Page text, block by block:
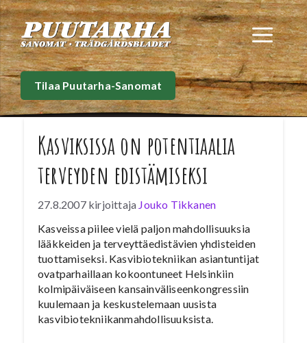
Siirry
sisältöön
Tilaa Puutarha-Sanomat
Kasviksissa on potentiaalia
terveyden edistämiseksi
27.8.2007 kirjoittaja Jouko Tikkanen
Kasveissa piilee vielä paljon mahdollisuuksia
lääkkeiden ja terveyttäedistävien yhdisteiden
tuottamiseksi. Kasvibiotekniikan asiantuntijat
ovatparhaillaan kokoontuneet Helsinkiin
kolmipäiväiseen kansainväliseenkongressiin
kuulemaan ja keskustelemaan uusista
kasvibiotekniikanmahdollisuuksista.